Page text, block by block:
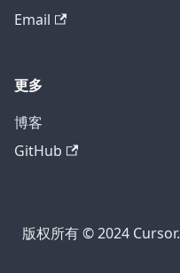
Email
更多
博客
GitHub
版权所有 © 2024